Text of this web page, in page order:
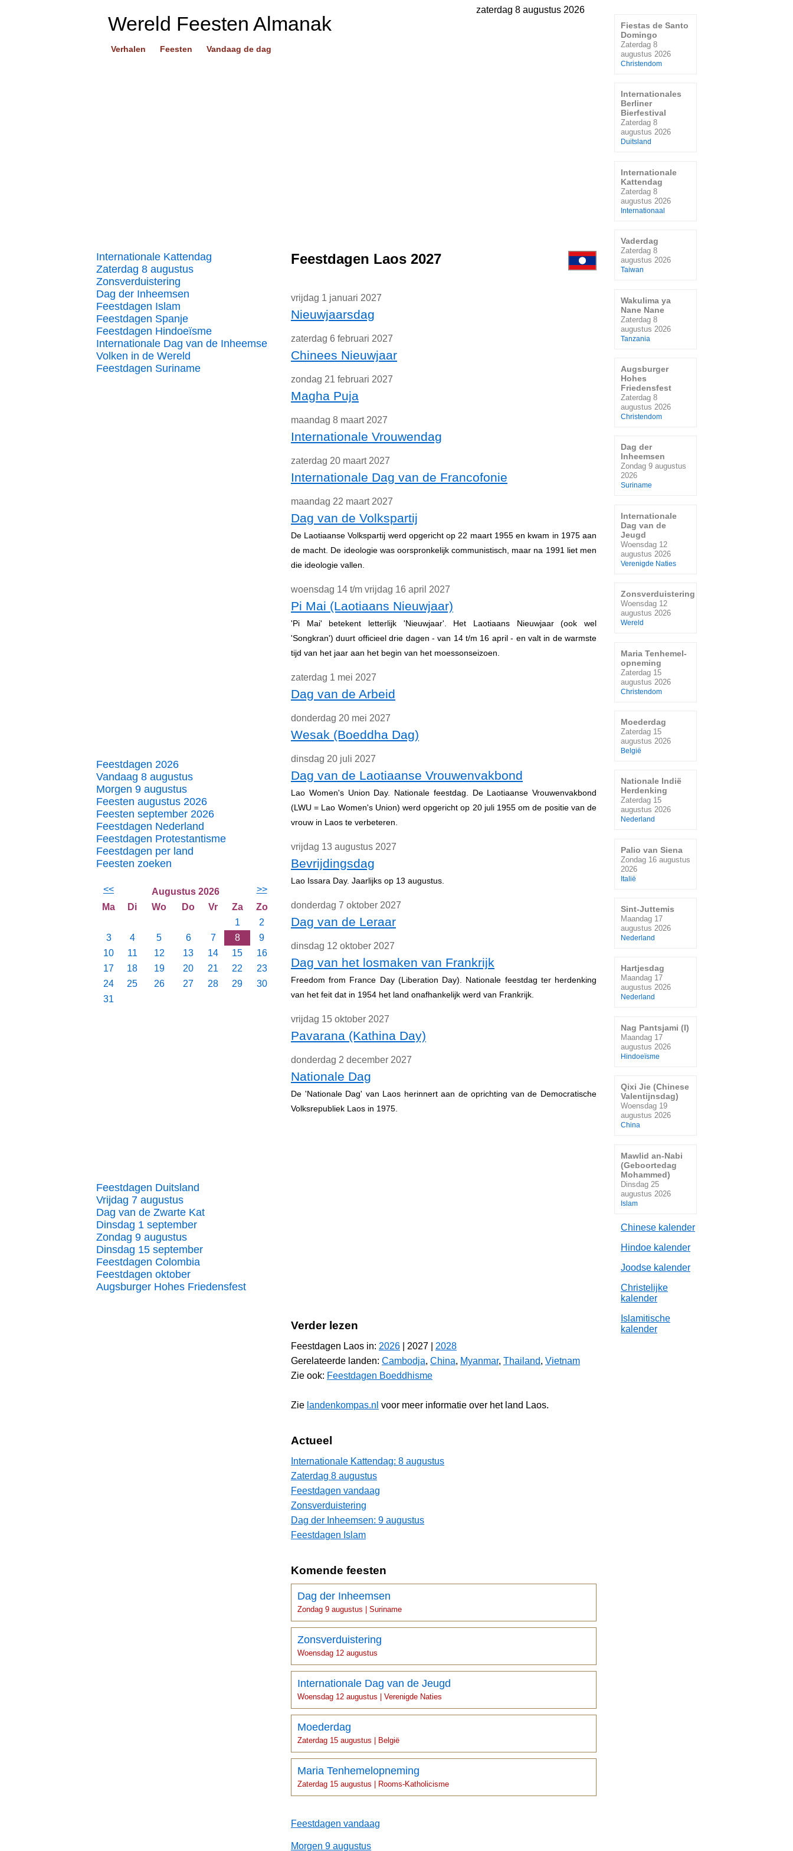
zaterdag 8 augustus 2026
Wereld Feesten Almanak
Verhalen Feesten Vandaag de dag
Internationale Kattendag
Zaterdag 8 augustus
Zonsverduistering
Dag der Inheemsen
Feestdagen Islam
Feestdagen Spanje
Feestdagen Hindoeïsme
Internationale Dag van de Inheemse
Volken in de Wereld
Feestdagen Suriname
Feestdagen 2026
Vandaag 8 augustus
Morgen 9 augustus
Feesten augustus 2026
Feesten september 2026
Feestdagen Nederland
Feestdagen Protestantisme
Feestdagen per land
Feesten zoeken
<< Augustus 2026
>>
Ma
Di Wo Do Vr Za
Zo
1
2
3
4 5 6 7 8
9
10
11 12 13 14 15
16
17
18 19 20 21 22
23
24
25 26 27 28 29
30
31
Feestdagen Duitsland
Vrijdag 7 augustus
Dag van de Zwarte Kat
Dinsdag 1 september
Zondag 9 augustus
Dinsdag 15 september
Feestdagen Colombia
Feestdagen oktober
Augsburger Hohes Friedensfest
Feestdagen Laos 2027
vrijdag 1 januari 2027
Nieuwjaarsdag
zaterdag 6 februari 2027
Chinees Nieuwjaar
zondag 21 februari 2027
Magha Puja
maandag 8 maart 2027
Internationale Vrouwendag
zaterdag 20 maart 2027
Internationale Dag van de Francofonie
maandag 22 maart 2027
Dag van de Volkspartij
De Laotiaanse Volkspartij werd opgericht op 22 maart 1955 en kwam in 1975 aan
de macht. De ideologie was oorspronkelijk communistisch, maar na 1991 liet men
die ideologie vallen.
woensdag 14 t/m vrijdag 16 april 2027
Pi Mai (Laotiaans Nieuwjaar)
'Pi Mai' betekent letterlijk 'Nieuwjaar'. Het Laotiaans Nieuwjaar (ook wel
'Songkran') duurt officieel drie dagen - van 14 t/m 16 april - en valt in de warmste
tijd van het jaar aan het begin van het moessonseizoen.
zaterdag 1 mei 2027
Dag van de Arbeid
donderdag 20 mei 2027
Wesak (Boeddha Dag)
dinsdag 20 juli 2027
Dag van de Laotiaanse Vrouwenvakbond
Lao Women's Union Day. Nationale feestdag. De Laotiaanse Vrouwenvakbond
(LWU = Lao Women's Union) werd opgericht op 20 juli 1955 om de positie van de
vrouw in Laos te verbeteren.
vrijdag 13 augustus 2027
Bevrijdingsdag
Lao Issara Day. Jaarlijks op 13 augustus.
donderdag 7 oktober 2027
Dag van de Leraar
dinsdag 12 oktober 2027
Dag van het losmaken van Frankrijk
Freedom from France Day (Liberation Day). Nationale feestdag ter herdenking
van het feit dat in 1954 het land onafhankelijk werd van Frankrijk.
vrijdag 15 oktober 2027
Pavarana (Kathina Day)
donderdag 2 december 2027
Nationale Dag
De 'Nationale Dag' van Laos herinnert aan de oprichting van de Democratische
Volksrepubliek Laos in 1975.
Verder lezen
Feestdagen Laos in: 2026 | 2027 | 2028
Gerelateerde landen: Cambodja, China, Myanmar, Thailand, Vietnam
Zie ook: Feestdagen Boeddhisme
Zie landenkompas.nl voor meer informatie over het land Laos.
Actueel
Internationale Kattendag: 8 augustus
Zaterdag 8 augustus
Feestdagen vandaag
Zonsverduistering
Dag der Inheemsen: 9 augustus
Feestdagen Islam
Komende feesten
Dag der Inheemsen
Zondag 9 augustus | Suriname
Zonsverduistering
Woensdag 12 augustus
Internationale Dag van de Jeugd
Woensdag 12 augustus | Verenigde Naties
Moederdag
Zaterdag 15 augustus | België
Maria Tenhemelopneming
Zaterdag 15 augustus | Rooms-Katholicisme
Feestdagen vandaag
Morgen 9 augustus
Fiestas de Santo
Domingo
Zaterdag 8
augustus 2026
Christendom
Internationales
Berliner
Bierfestival
Zaterdag 8
augustus 2026
Duitsland
Internationale
Kattendag
Zaterdag 8
augustus 2026
Internationaal
Vaderdag
Zaterdag 8
augustus 2026
Taiwan
Wakulima ya
Nane Nane
Zaterdag 8
augustus 2026
Tanzania
Augsburger
Hohes
Friedensfest
Zaterdag 8
augustus 2026
Christendom
Dag der
Inheemsen
Zondag 9 augustus
2026
Suriname
Internationale
Dag van de
Jeugd
Woensdag 12
augustus 2026
Verenigde Naties
Zonsverduistering
Woensdag 12
augustus 2026
Wereld
Maria Tenhemel-
opneming
Zaterdag 15
augustus 2026
Christendom
Moederdag
Zaterdag 15
augustus 2026
België
Nationale Indië
Herdenking
Zaterdag 15
augustus 2026
Nederland
Palio van Siena
Zondag 16 augustus
2026
Italië
Sint-Juttemis
Maandag 17
augustus 2026
Nederland
Hartjesdag
Maandag 17
augustus 2026
Nederland
Nag Pantsjami (I)
Maandag 17
augustus 2026
Hindoeïsme
Qixi Jie (Chinese
Valentijnsdag)
Woensdag 19
augustus 2026
China
Mawlid an-Nabi
(Geboortedag
Mohammed)
Dinsdag 25
augustus 2026
Islam
Chinese kalender
Hindoe kalender
Joodse kalender
Christelijke
kalender
Islamitische
kalender